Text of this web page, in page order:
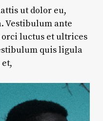
ut dolor eu,
Vestibulum ante
luctus et ultrices
quis ligula